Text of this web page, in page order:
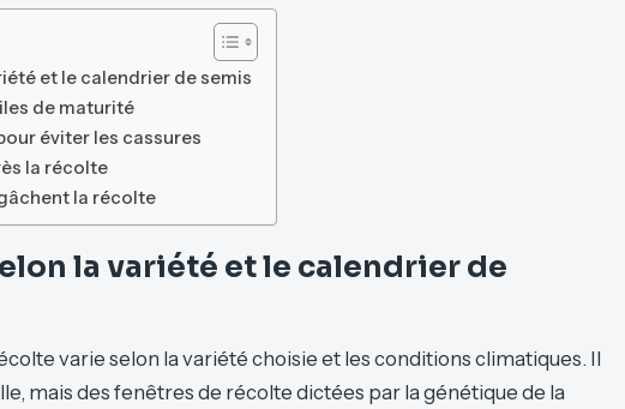
et le calendrier de semis
de maturité
éviter les cassures
la récolte
la récolte
la variété et le calendrier de
varie selon la variété choisie et les conditions climatiques. Il
mais des fenêtres de récolte dictées par la génétique de la